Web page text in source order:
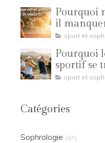
Pourquoi
il
sport et
Pourquoi
sportif se
sport et
Catégories
Sophrologie (67)